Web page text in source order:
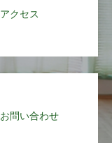
アクセス
お問い合わせ